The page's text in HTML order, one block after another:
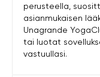
perusteella,
asianmukaisen
Unagrande
tai luotat
vastuullasi.